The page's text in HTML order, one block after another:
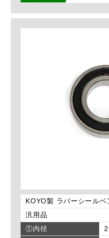
KOYO製 ラバーシール
汎用品
①内径